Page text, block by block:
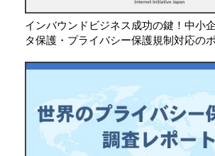
インバウンドビジネス成功の鍵！中小
タ保護・プライバシー保護規制対応の